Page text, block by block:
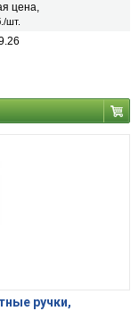
цена,
шт.
ручки,